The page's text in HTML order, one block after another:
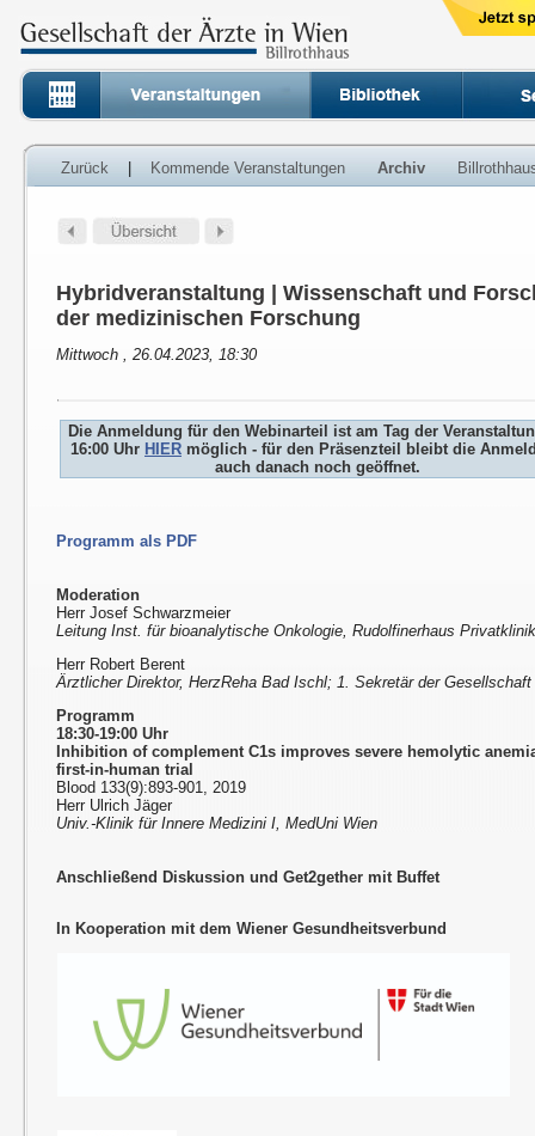
Zurück Kommende Veranstaltungen Archiv
Hybridveranstaltung | Wissenschaft und
der medizinischen Forschung
Mittwoch , 26.04.2023, 18:30
Die Anmeldung für den Webinarteil ist am Tag der
16:00 Uhr HIER möglich - für den Präsenzteil bleibt die
auch danach noch geöffnet.
Programm als PDF
Moderation
Herr Josef Schwarzmeier
Leitung Inst. für bioanalytische Onkologie, Rudolfinerhaus
Herr Robert Berent
Ärztlicher Direktor, HerzReha Bad Ischl; 1. Sekretär der
Programm
18:30-19:00 Uhr
Inhibition of complement C1s improves severe hemolytic
first-in-human trial
Blood 133(9):893-901, 2019
Herr Ulrich Jäger
Univ.-Klinik für Innere Medizini I, MedUni Wien
Anschließend Diskussion und Get2gether mit Buffet
In Kooperation mit dem Wiener Gesundheitsverbund